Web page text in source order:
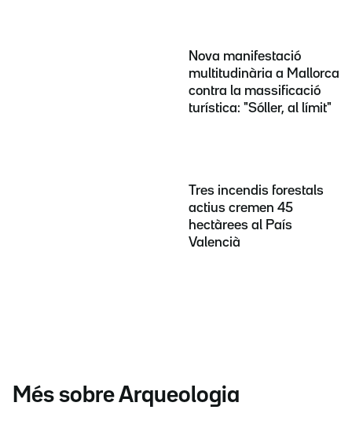
Nova manifestació
multitudinària a Mallorca
contra la massificació
turística: "Sóller, al límit"
Tres incendis forestals
actius cremen 45
hectàrees al País
Valencià
Més sobre Arqueologia